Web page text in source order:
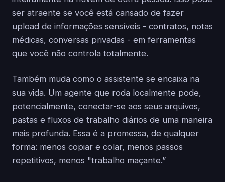
ser atraente se você está cansado de fazer
upload de informações sensíveis - contratos, notas
médicas, conversas privadas - em ferramentas
que você não controla totalmente.
Também muda como o assistente se encaixa na
sua vida. Um agente que roda localmente pode,
potencialmente, conectar-se aos seus arquivos,
pastas e fluxos de trabalho diários de uma maneira
mais profunda. Essa é a promessa, de qualquer
forma: menos copiar e colar, menos passos
repetitivos, menos "trabalho maçante.”